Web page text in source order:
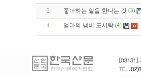
2 좋아하는 일을 한다는 것 (3)
1 엄마의 냄비 도시락 (4)